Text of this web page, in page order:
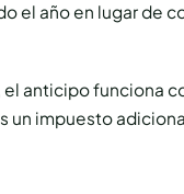
el año en lugar de
anticipo funciona
un impuesto